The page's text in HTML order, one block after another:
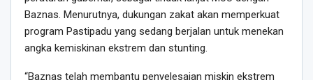
Baznas. Menurutnya, dukungan zakat akan memperkuat
program Pastipadu yang sedang berjalan untuk menekan
angka kemiskinan ekstrem dan stunting.
“Baznas telah membantu penyelesaian miskin ekstrem